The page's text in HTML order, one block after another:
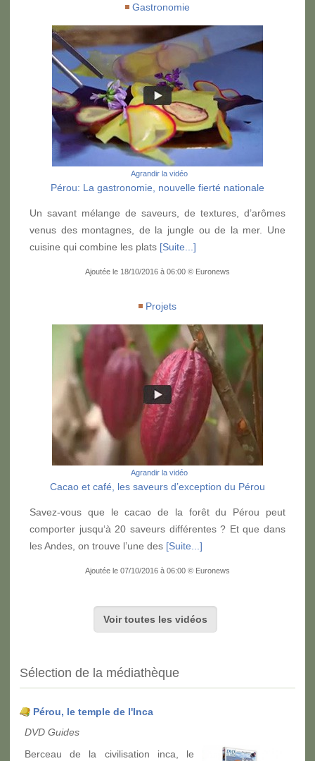
Gastronomie
Agrandir la vidéo
Pérou: La gastronomie, nouvelle fierté nationale
Un savant mélange de saveurs, de textures, d’arômes
venus des montagnes, de la jungle ou de la mer. Une
cuisine qui combine les plats [Suite...]
Ajoutée le 18/10/2016 à 06:00 © Euronews
Projets
Agrandir la vidéo
Cacao et café, les saveurs d’exception du Pérou
Savez-vous que le cacao de la forêt du Pérou peut
comporter jusqu‘à 20 saveurs différentes ? Et que dans
les Andes, on trouve l’une des [Suite...]
Ajoutée le 07/10/2016 à 06:00 © Euronews
Voir toutes les vidéos
Sélection de la médiathèque
Pérou, le temple de l'Inca
DVD Guides
Berceau de la civilisation inca, le